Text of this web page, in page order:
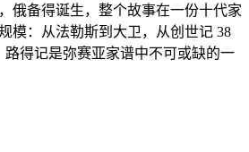
俄备得诞生，整个故事在一份十代家
模：从法勒斯到大卫，从创世记 38
路得记是弥赛亚家谱中不可或缺的一